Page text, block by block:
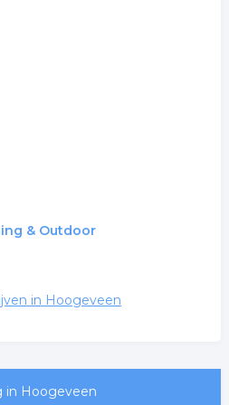
& Outdoor
in Hoogeveen
in Hoogeveen